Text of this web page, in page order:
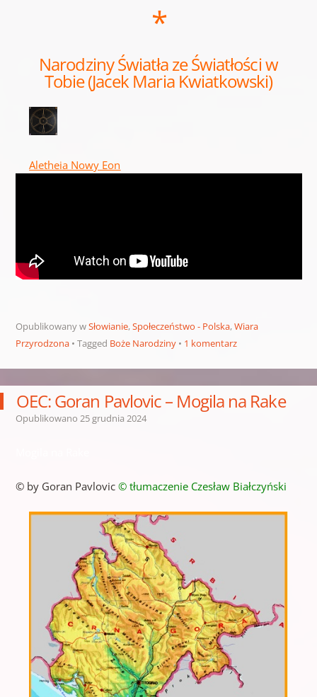
*
Narodziny Światła ze Światłości w
Tobie (Jacek Maria Kwiatkowski)
Aletheia Nowy Eon
Opublikowany wSłowianie,Społeczeństwo - Polska,Wiara
Przyrodzona
Tagged Boże Narodziny 1 komentarz
OEC: Goran Pavlovic – Mogila na Rake
Opublikowano 25 grudnia 2024
© by Goran Pavlovic © tłumaczenie Czesław Białczyński